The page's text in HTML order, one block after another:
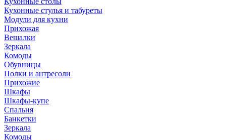
Кухонные стулья и табуреты
Модули для кухни
Прихожая
Вешалки
Зеркала
Комоды
Обувницы
Полки и антресоли
Прихожие
Шкафы
Шкафы-купе
Спальня
Банкетки
Зеркала
Комоды